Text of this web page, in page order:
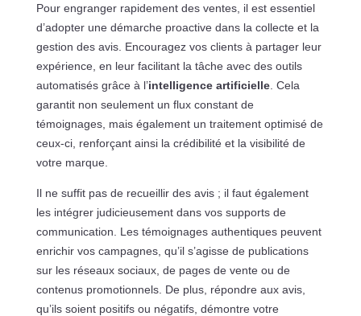
Pour engranger rapidement des ventes, il est essentiel
d’adopter une démarche proactive dans la collecte et la
gestion des avis. Encouragez vos clients à partager leur
expérience, en leur facilitant la tâche avec des outils
automatisés grâce à l’intelligence artificielle. Cela
garantit non seulement un flux constant de
témoignages, mais également un traitement optimisé de
ceux-ci, renforçant ainsi la crédibilité et la visibilité de
votre marque.
Il ne suffit pas de recueillir des avis ; il faut également
les intégrer judicieusement dans vos supports de
communication. Les témoignages authentiques peuvent
enrichir vos campagnes, qu’il s’agisse de publications
sur les réseaux sociaux, de pages de vente ou de
contenus promotionnels. De plus, répondre aux avis,
qu’ils soient positifs ou négatifs, démontre votre